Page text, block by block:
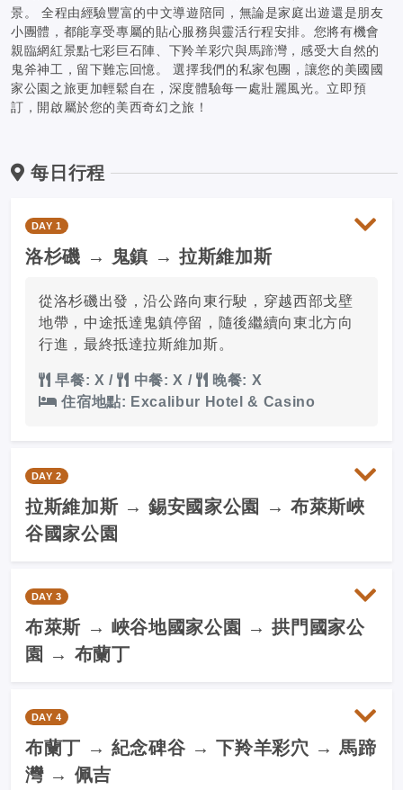
景。 全程由經驗豐富的中文導遊陪同，無論是家庭出遊還是朋友
小團體，都能享受專屬的貼心服務與靈活行程安排。您將有機會
親臨網紅景點七彩巨石陣、下羚羊彩穴與馬蹄灣，感受大自然的
鬼斧神工，留下難忘回憶。 選擇我們的私家包團，讓您的美國國
家公園之旅更加輕鬆自在，深度體驗每一處壯麗風光。立即預
訂，開啟屬於您的美西奇幻之旅！
每日行程
DAY 1
洛杉磯 → 鬼鎮 → 拉斯維加斯
從洛杉磯出發，沿公路向東行駛，穿越西部戈壁
地帶，中途抵達鬼鎮停留，隨後繼續向東北方向
行進，最終抵達拉斯維加斯。
早餐: X/ 中餐: X /
晚餐: X
住宿地點: Excalibur Hotel & Casino
DAY 2
拉斯維加斯 → 錫安國家公園 → 布萊斯峽
谷國家公園
DAY 3
布萊斯 → 峽谷地國家公園 → 拱門國家公
園 → 布蘭丁
DAY 4
布蘭丁 → 紀念碑谷 → 下羚羊彩穴 → 馬蹄
灣 → 佩吉